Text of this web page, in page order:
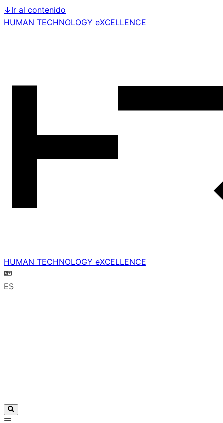
↓Ir al contenido
HUMAN TECHNOLOGY eXCELLENCE
HUMAN TECHNOLOGY eXCELLENCE
ES